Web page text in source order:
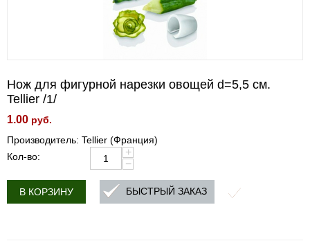
Нож для фигурной нарезки овощей d=5,5 см.
Tellier /1/
1.00 руб.
Производитель: Tellier (Франция)
Кол-во:
+
−
В КОРЗИНУ БЫСТРЫЙ ЗАКАЗ